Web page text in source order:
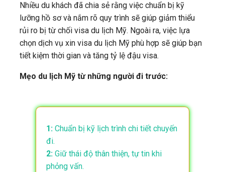
Nhiều du khách đã chia sẻ rằng việc chuẩn bị kỹ
lưỡng hồ sơ và nắm rõ quy trình sẽ giúp giảm thiểu
rủi ro bị từ chối visa du lịch Mỹ. Ngoài ra, việc lựa
chọn dịch vụ xin visa du lịch Mỹ phù hợp sẽ giúp bạn
tiết kiệm thời gian và tăng tỷ lệ đậu visa.
Mẹo du lịch Mỹ từ những người đi trước:
1: Chuẩn bị kỹ lịch trình chi tiết chuyến
đi.
2: Giữ thái độ thân thiện, tự tin khi
phỏng vấn.